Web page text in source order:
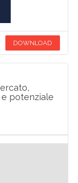
DOWNLOAD
potenziale